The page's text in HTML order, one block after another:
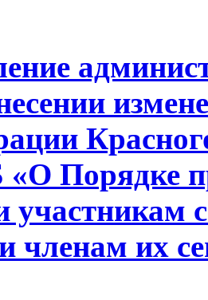
Порядке
участникам
членам их